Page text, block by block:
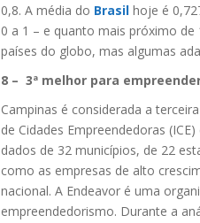
0,8. A média do Brasil hoje é
0 a 1 – e quanto mais próximo
países do globo, mas algumas
8 – 3ª melhor para
Campinas é considerada a
de Cidades Empreendedoras
dados de 32 municípios, de 22
como as empresas de alto
nacional. A Endeavor é uma
empreendedorismo. Durante a